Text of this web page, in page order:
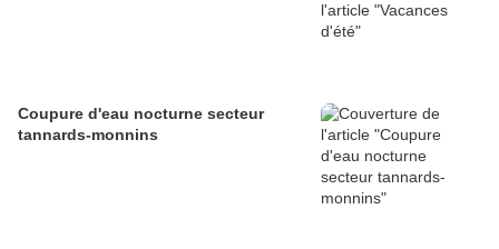
Coupure d'eau nocturne secteur
tannards-monnins